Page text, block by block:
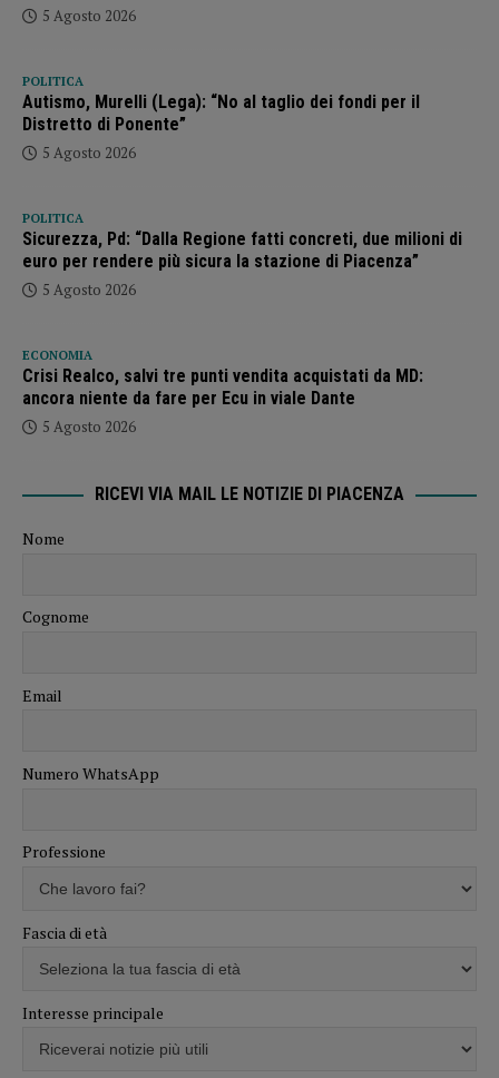
5 Agosto 2026
POLITICA
Autismo, Murelli (Lega): “No al taglio dei fondi per il
Distretto di Ponente”
5 Agosto 2026
POLITICA
Sicurezza, Pd: “Dalla Regione fatti concreti, due milioni di
euro per rendere più sicura la stazione di Piacenza”
5 Agosto 2026
ECONOMIA
Crisi Realco, salvi tre punti vendita acquistati da MD:
ancora niente da fare per Ecu in viale Dante
5 Agosto 2026
RICEVI VIA MAIL LE NOTIZIE DI PIACENZA
Nome
Cognome
Email
Numero WhatsApp
Professione
Fascia di età
Interesse principale